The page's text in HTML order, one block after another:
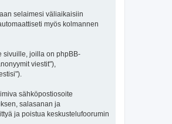
selaimesi väliaikaisiin
myös kolmannen
sivuille, joilla on phpBB-
viestit"),
sähköpostiosoite
salasanan ja
ja poistua keskustelufoorumin